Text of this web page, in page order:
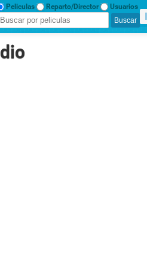
Peliculas Reparto/Director Usuarios